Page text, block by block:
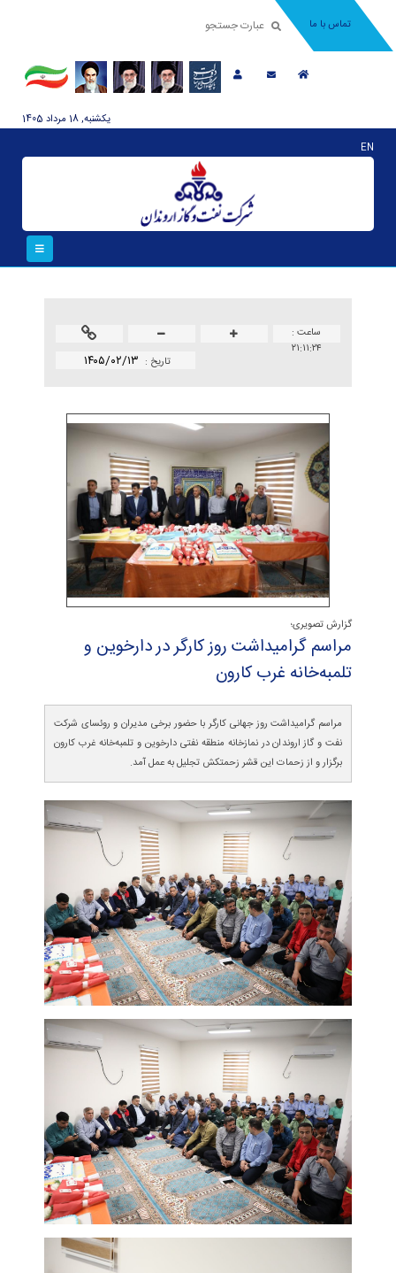
تماس با ما
يکشنبه, 18 مرداد 1405
EN
ساعت :
۲۱:۱۱:۲۴
تاريخ : ۱۴۰۵/۰۲/۱۳
گزارش تصویری؛
مراسم گرامیداشت روز كارگر در دارخوین و
تلمبه‌خانه غرب كارون
مراسم گرامیداشت روز جهانی کارگر با حضور برخی مدیران و روئسای شرکت
نفت و گاز اروندان در نمازخانه منطقه نفتی دارخوین و تلمبه‌خانه غرب کارون
برگزار و از زحمات این قشر زحمتکش تجلیل به عمل آمد.